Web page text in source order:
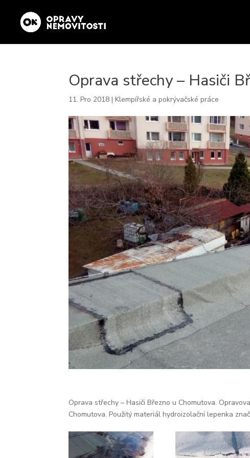
Oprava střechy – Hasiči
11. Pro 2018 |Klempířské a pokrývačské práce
Oprava střechy – Hasiči Březno u Chomutova.
Chomutova. Použitý materiál hydroizolační lepenka